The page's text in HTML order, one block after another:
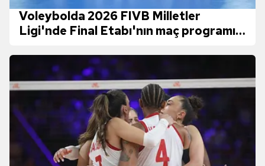
Voleybolda 2026 FIVB Milletler
Ligi'nde Final Etabı'nın maç programı